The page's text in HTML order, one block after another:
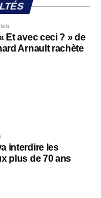
Et avec ceci ? » de
Arnault rachète
interdire les
plus de 70 ans